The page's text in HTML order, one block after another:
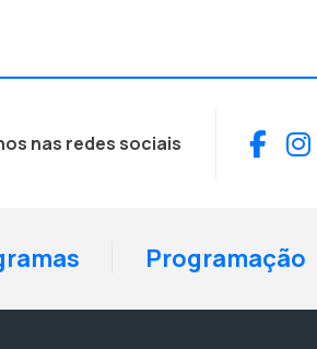
nas redes sociais
Programação